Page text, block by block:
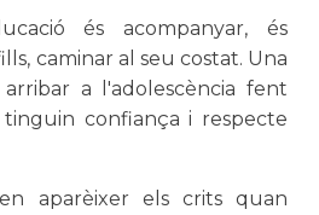
és acompanyar, és
caminar al seu costat. Una
a l'adolescència fent
confiança i respecte
aparèixer els crits quan